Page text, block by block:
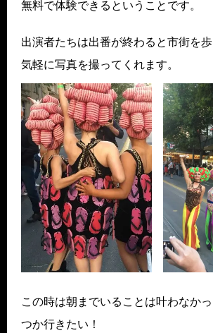
無料で体験できるということです。
出演者たちは出番が終わると市街を歩
気軽に写真を撮ってくれます。
この時は朝までいることは叶わなか
つか行きたい！